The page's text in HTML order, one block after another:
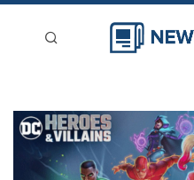
新聞稿分類
登入